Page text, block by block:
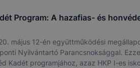
Program: A hazafias- és
május 12-én együttműködési
Nyilvántartó Parancsnoksággal.
Kadét programjához, azaz HKP I-es